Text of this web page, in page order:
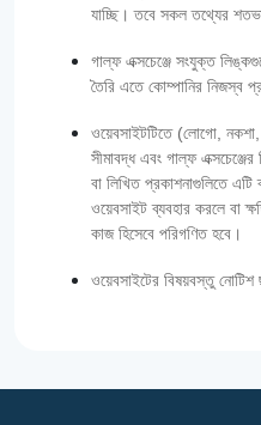
যাচ্ছি। তবে সকল তথ্যের
গাল্‌ফ এক্সচেঞ্জে সংযুক্ত
তৈরি এতে কোম্পানির নিজস্ব
ওয়েবসাইটটিতে (লোগো,
সীমাবদ্ধ এবং গাল্‌ফ
বা লিখিত প্রকাশনাগুলিতে
ওয়েবসাইট ব্যবহার করলে বা
কাজ হিসেবে পরিগণিত হবে।
ওয়েবসাইটের বিষয়বস্তু নোটিশ